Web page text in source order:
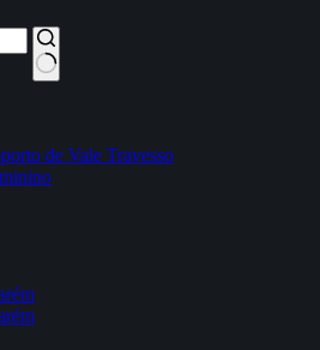
de Vale Travesso